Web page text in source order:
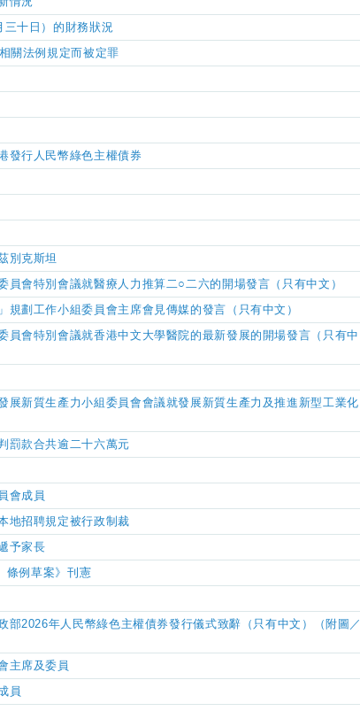
三十日）的財務狀況
關法例規定而被定罪
發行人民幣綠色主權債券
別克斯坦
員會特別會議就醫療人力推算二○二六的開場發言（只有中文）
規劃工作小組委員會主席會見傳媒的發言（只有中文）
員會特別會議就香港中文大學醫院的最新發展的開場發言（只有中
展新質生產力小組委員會會議就發展新質生產力及推進新型工業化
罰款合共逾二十六萬元
會成員
地招聘規定被行政制裁
予家長
條例草案》刊憲
部2026年人民幣綠色主權債券發行儀式致辭（只有中文）（附圖／
主席及委員
員